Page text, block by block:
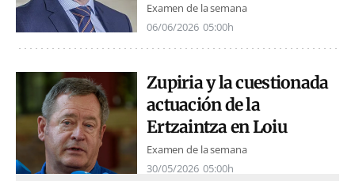
Examen de la semana
06/06/2026 05:00h
Zupiria y la cuestionada
actuación de la
Ertzaintza en Loiu
Examen de la semana
30/05/2026 05:00h